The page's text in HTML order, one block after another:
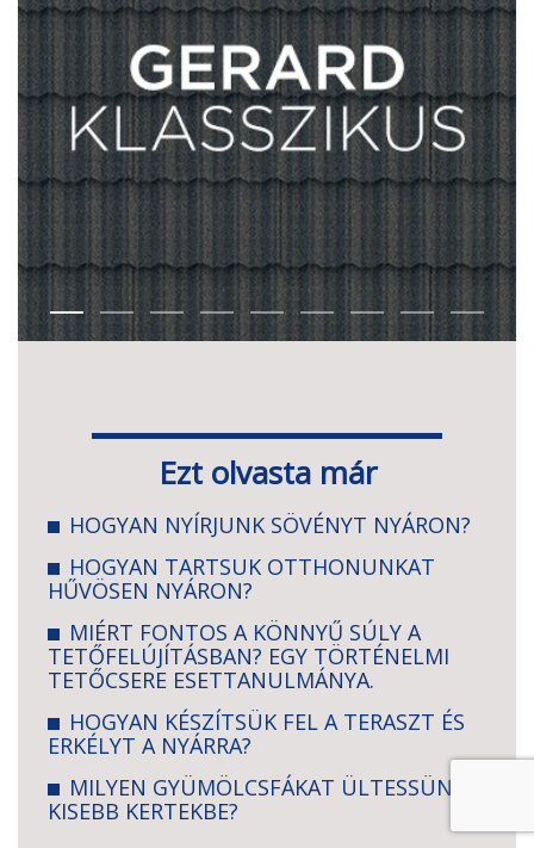
Ezt olvasta már
HOGYAN NYÍRJUNK SÖVÉNYT NYÁRON?
HOGYAN TARTSUK OTTHONUNKAT
HŰVÖSEN NYÁRON?
MIÉRT FONTOS A KÖNNYŰ SÚLY A
TETŐFELÚJÍTÁSBAN? EGY TÖRTÉNELMI
TETŐCSERE ESETTANULMÁNYA.
HOGYAN KÉSZÍTSÜK FEL A TERASZT ÉS
ERKÉLYT A NYÁRRA?
MILYEN GYÜMÖLCSFÁKAT ÜLTESSÜNK
KISEBB KERTEKBE?